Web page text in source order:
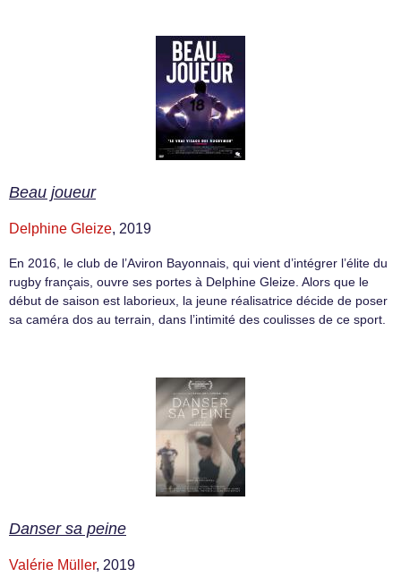
Beau joueur
Delphine Gleize, 2019
En 2016, le club de l’Aviron Bayonnais, qui vient d’intégrer l’élite du
rugby français, ouvre ses portes à Delphine Gleize. Alors que le
début de saison est laborieux, la jeune réalisatrice décide de poser
sa caméra dos au terrain, dans l’intimité des coulisses de ce sport.
Danser sa peine
Valérie Müller, 2019